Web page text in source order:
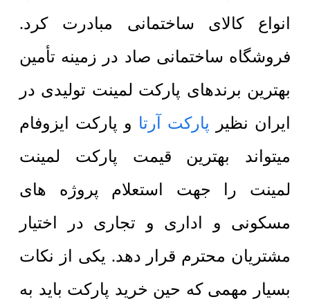
انواع کالای ساختمانی مبادرت کرد.
فروشگاه ساختمانی صاد در زمینه تأمین
بهترین برندهای پارکت لمینت تولیدی در
ایران نظیر پارکت آرتا و پارکت ایزوفام
میتواند بهترین قیمت پارکت لمینت
لمینت را جهت استعلام پروژه های
مسکونی و اداری و تجاری در اختیار
مشتریان محترم قرار دهد. یکی از نکات
بسیار مهمی که حین خرید پارکت باید به